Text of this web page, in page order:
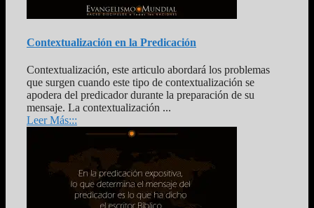
Contextualización en la Predicación
Contextualización, este articulo abordará los problemas
que surgen cuando este tipo de contextualización se
apodera del predicador durante la preparación de su
mensaje. La contextualización ...
Leer Más:::